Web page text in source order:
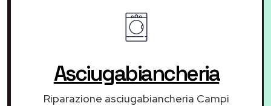
Asciugabiancheria
Riparazione asciugabiancheria Campi